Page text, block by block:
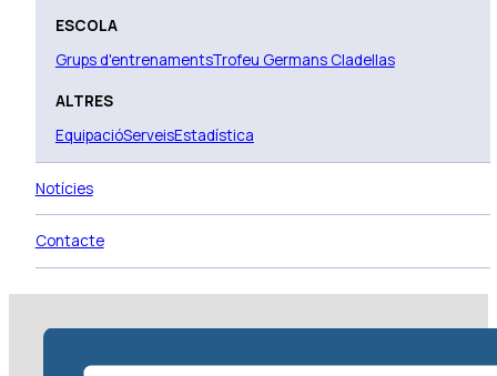
ESCOLA
Grups d'entrenamentsTrofeu Germans Cladellas
ALTRES
EquipacióServeisEstadística
Notícies
Contacte